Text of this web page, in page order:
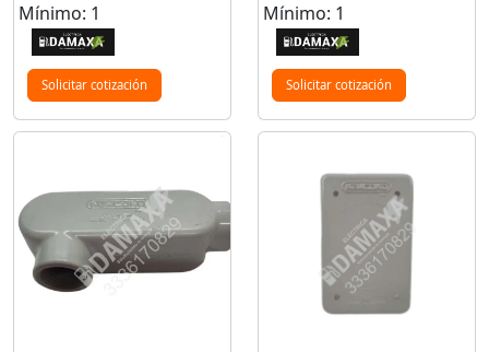
Mínimo: 1
Solicitar cotización
Mínimo: 1
Solicitar cotización